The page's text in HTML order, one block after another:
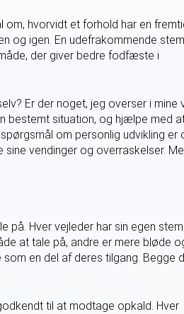
hvorvidt et forhold har en
og igen. En udefrakommende
der giver bedre fodfæste i
Er der noget, jeg overser i mine
bestemt situation, og hjælpe med
om personlig udvikling er
vendinger og overraskelser.
Hver vejleder har sin egen
at tale på, andre er mere bløde
en del af deres tilgang. Begge
til at modtage opkald. Hver